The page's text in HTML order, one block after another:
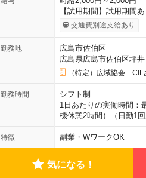
【試用期間】試用期間
交通費別途支給あり
勤務地
広島市佐伯区
広島県広島市佐伯区坪
（特定）広域協会 CIL
勤務時間
シフト制
1日あたりの実働時間
機休憩2時間）（日勤1
特徴 副業・WワークOK
気になる！